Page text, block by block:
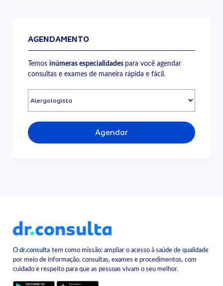
AGENDAMENTO
Temosinúmeras especialidades para você agendar
consultas e exames de maneira rápida e fácil.
Agendar
Odr.consulta tem como missão: ampliar o acesso à saúde de qualidade
por meio de informação, consultas, exames e procedimentos, com
cuidado e respeito para que as pessoas vivam o seu melhor.